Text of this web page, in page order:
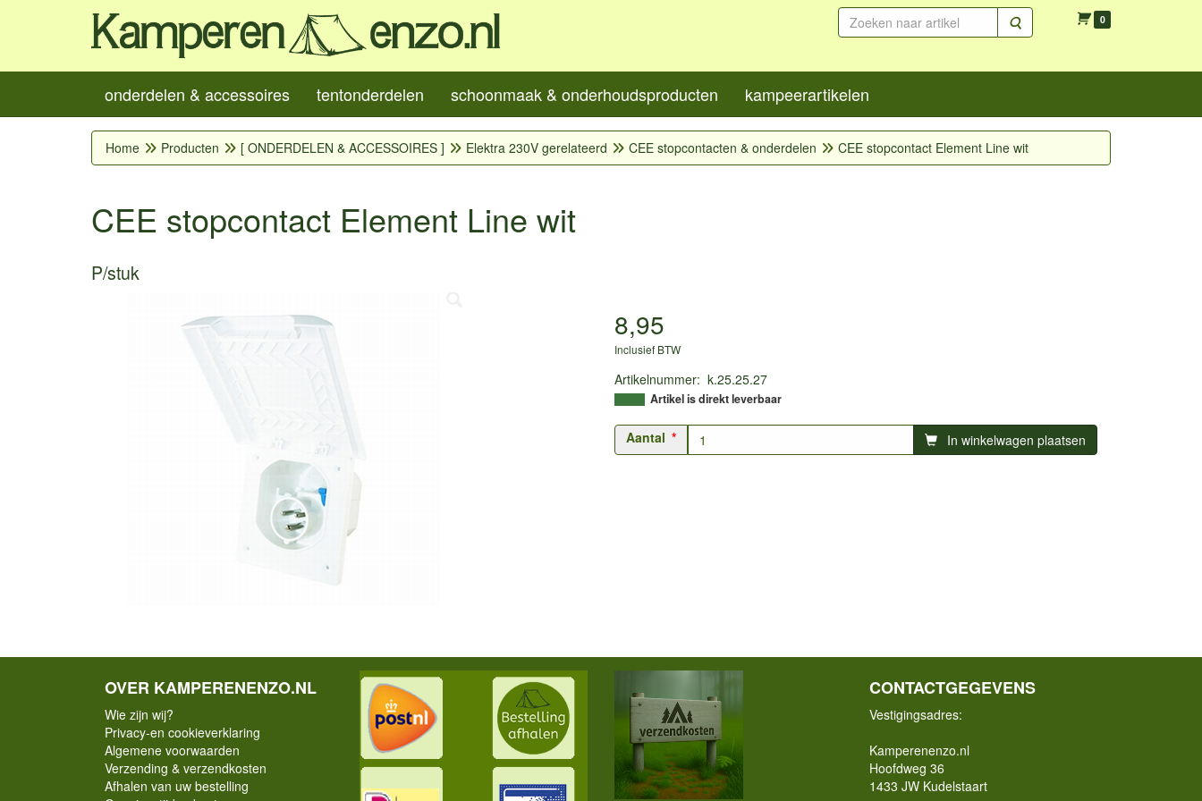
Zoeken 0
onderdelen & accessoires tentonderdelen schoonmaak & onderhoudsproducten kampeerartikelen
Home Producten [ ONDERDELEN & ACCESSOIRES ] Elektra 230V gerelateerd CEE stopcontacten & onderdelen CEE stopcontact Element Line wit
CEE stopcontact Element Line wit
P/stuk
8,95
Inclusief BTW
Artikelnummer: k.25.25.27
Artikel is direkt leverbaar
Aantal In winkelwagen plaatsen
OVER KAMPERENENZO.NL
Wie zijn wij?
Privacy-en cookieverklaring
Algemene voorwaarden
Verzending & verzendkosten
Afhalen van uw bestelling
CONTACTGEGEVENS
Vestigingsadres:
Kamperenenzo.nl
Hoofdweg 36
1433 JW Kudelstaart